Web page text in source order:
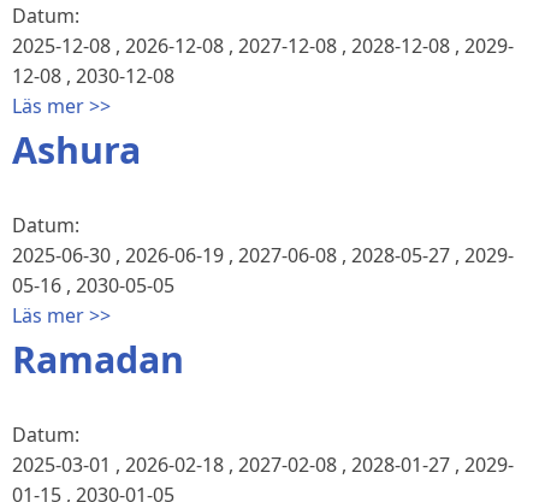
Datum:
2025-12-08 , 2026-12-08 , 2027-12-08 , 2028-12-08 , 2029-
12-08 , 2030-12-08
Läs mer >>
Ashura
Datum:
2025-06-30 , 2026-06-19 , 2027-06-08 , 2028-05-27 , 2029-
05-16 , 2030-05-05
Läs mer >>
Ramadan
Datum:
2025-03-01 , 2026-02-18 , 2027-02-08 , 2028-01-27 , 2029-
01-15 , 2030-01-05